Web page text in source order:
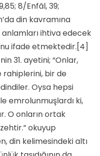
8/Enfâl, 39;
din kavramına
anlamları ihtiva edecek
ifade etmektedir.[4]
31. ayetini; “Onlar,
rahiplerini, bir de
Oysa hepsi
emrolunmuşlardı ki,
O onların ortak
okuyup
din kelimesindeki altı